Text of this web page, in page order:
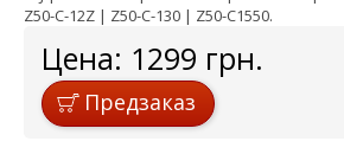
Z50-C-12Z | Z50-C-130 | Z50-C1550.
Цена: 1299 грн.
Предзаказ